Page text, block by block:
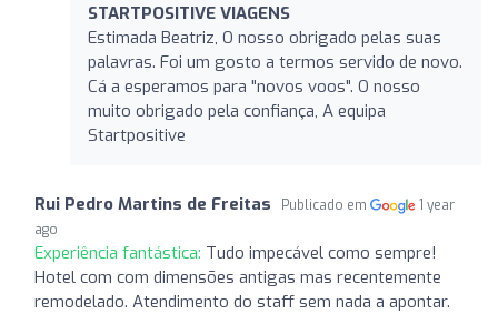
STARTPOSITIVE VIAGENS
Estimada Beatriz, O nosso obrigado pelas suas
palavras. Foi um gosto a termos servido de novo.
Cá a esperamos para "novos voos". O nosso
muito obrigado pela confiança, A equipa
Startpositive
Rui Pedro Martins de Freitas Publicado em
1 year
ago
Experiência fantástica: Tudo impecável como sempre!
Hotel com com dimensões antigas mas recentemente
remodelado. Atendimento do staff sem nada a apontar.